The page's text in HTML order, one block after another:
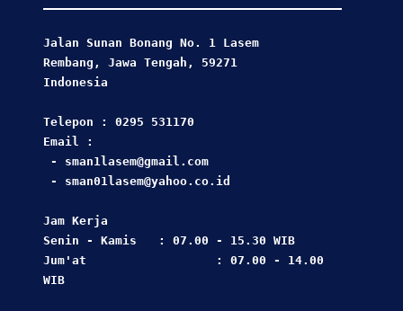
Jalan Sunan Bonang No. 1 Lasem
Rembang, Jawa Tengah, 59271
Indonesia
Telepon : 0295 531170
Email :
- sman1lasem@gmail.com
- sman01lasem@yahoo.co.id
Jam Kerja
Senin - Kamis   : 07.00 - 15.30 WIB
Jum'at                  : 07.00 - 14.00
WIB